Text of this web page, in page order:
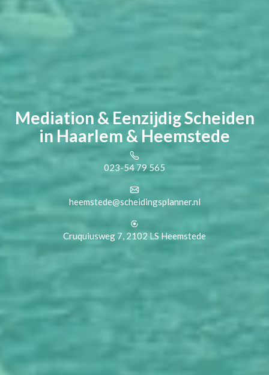
Mediation & Eenzijdig Scheiden
in Haarlem & Heemstede
023-54 79 565
heemstede@scheidingsplanner.nl
Cruquiusweg 7, 2102 LS Heemstede